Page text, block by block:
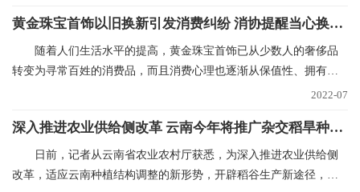
黄金珠宝首饰以旧换新引发消费纠纷 消协提醒当心换购回购“陷阱”
随着人们生活水平的提高，黄金珠宝首饰已从少数人的奢侈品
转变为寻常百姓的消费品，而且消费心理也逐渐从保值性、拥有性
2022-07
深入推进农业供给侧改革 云南今年将推广杂交稻旱种50万亩
日前，记者从云南省农业农村厅获悉，为深入推进农业供给侧
改革，适应云南种植结构调整的新形势，开辟稻谷生产新途径，稳